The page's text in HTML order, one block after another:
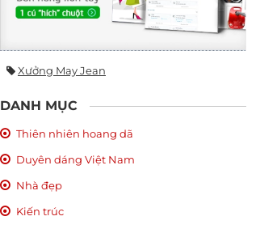
Xưởng May Jean
DANH MỤC
Thiên nhiên hoang dã
Duyên dáng Việt Nam
Nhà đẹp
Kiến trúc